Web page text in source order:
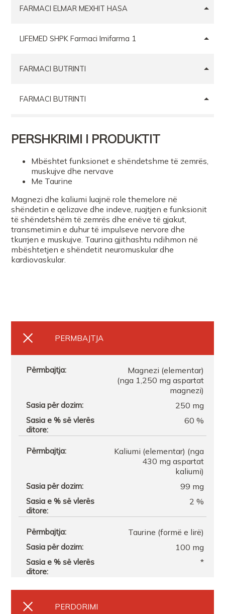
FARMACI ELMAR MEXHIT HASA
LIFEMED SHPK Farmaci Imifarma 1
FARMACI BUTRINTI
FARMACI BUTRINTI
FARMACI JONAJDA GERDANIDR
Farmaci Elda
PERSHKRIMI I PRODUKTIT
Mbështet funksionet e shëndetshme të zemrës,
muskujve dhe nervave
Me Taurine
Magnezi dhe kaliumi luajnë role themelore në
shëndetin e qelizave dhe indeve, ruajtjen e funksionit
të shëndetshëm të zemrës dhe enëve të gjakut,
transmetimin e duhur të impulseve nervore dhe
tkurrjen e muskujve. Taurina gjithashtu ndihmon në
mbështetjen e shëndetit neuromuskular dhe
kardiovaskular.
PERMBAJTJA
Magnezi (elementar)
(nga 1,250 mg aspartat
magnezi)
250 mg
60 %
Kaliumi (elementar) (nga
430 mg aspartat
kaliumi)
99 mg
2 %
Taurine (formë e lirë)
100 mg
*
PERDORIMI